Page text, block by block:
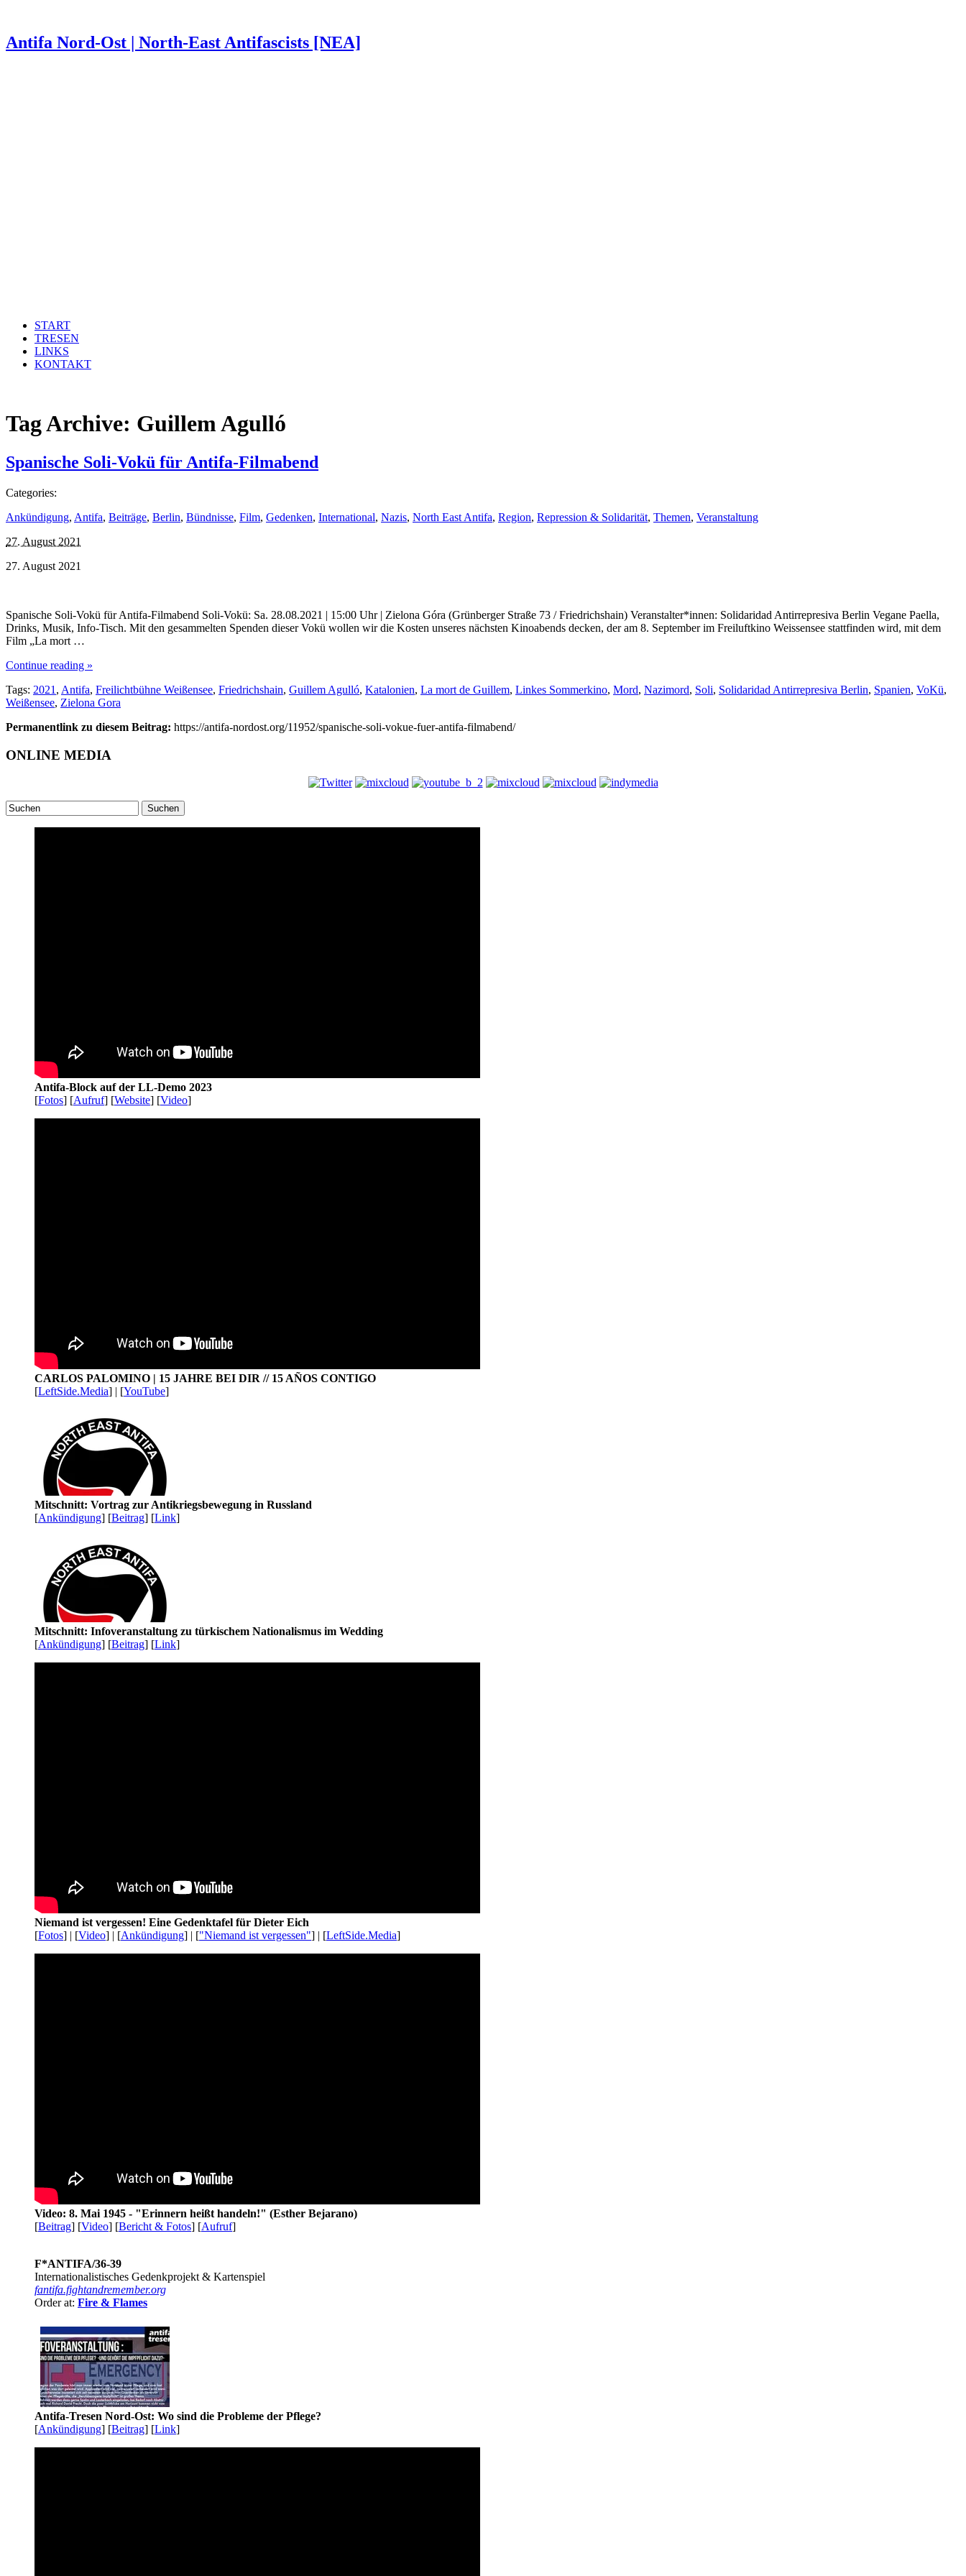
Antifa Nord-Ost | North-East Antifascists [NEA]
START
TRESEN
LINKS
KONTAKT
Tag Archive: Guillem Agulló
Spanische Soli-Vokü für Antifa-Filmabend
Categories:
Ankündigung, Antifa, Beiträge, Berlin, Bündnisse, Film, Gedenken, International, Nazis, North East Antifa, Region, Repression & Solidarität, Themen, Veranstaltung
27. August 2021
27. August 2021
Spanische Soli-Vokü für Antifa-Filmabend Soli-Vokü: Sa. 28.08.2021 | 15:00 Uhr | Zielona Góra (Grünberger Straße 73 / Friedrichshain) Veranstalter*innen: Solidaridad Antirrepresiva Berlin Vegane Paella,
Drinks, Musik, Info-Tisch. Mit den gesammelten Spenden dieser Vokü wollen wir die Kosten unseres nächsten Kinoabends decken, der am 8. September im Freiluftkino Weissensee stattfinden wird, mit dem
Film „La mort …
Continue reading »
Tags: 2021 , Antifa, Freilichtbühne Weißensee, Friedrichshain, Guillem Agulló, Katalonien, La mort de Guillem, Linkes Sommerkino, Mord, Nazimord, Soli, Solidaridad Antirrepresiva Berlin, Spanien, VoKü,
Weißensee, Zielona Gora
Permanentlink zu diesem Beitrag: https://antifa-nordost.org/11952/spanische-soli-vokue-fuer-antifa-filmabend/
ONLINE MEDIA
Suchen
Antifa-Block auf der LL-Demo 2023
[Fotos] [Aufruf] [Website] [Video]
CARLOS PALOMINO | 15 JAHRE BEI DIR // 15 AÑOS CONTIGO
[LeftSide.Media] | [YouTube]
Mitschnitt: Vortrag zur Antikriegsbewegung in Russland
[Ankündigung] [Beitrag] [Link]
Mitschnitt: Infoveranstaltung zu türkischem Nationalismus im Wedding
[Ankündigung] [Beitrag] [Link]
Niemand ist vergessen! Eine Gedenktafel für Dieter Eich
[Fotos] | [Video] | [Ankündigung] | ["Niemand ist vergessen"] | [LeftSide.Media]
Video: 8. Mai 1945 - "Erinnern heißt handeln!" (Esther Bejarano)
[Beitrag] [Video] [Bericht & Fotos] [Aufruf]
F*ANTIFA/36-39
Internationalistisches Gedenkprojekt & Kartenspiel
fantifa.fightandremember.org
Order at: Fire & Flames
Antifa-Tresen Nord-Ost: Wo sind die Probleme der Pflege?
[Ankündigung] [Beitrag] [Link]